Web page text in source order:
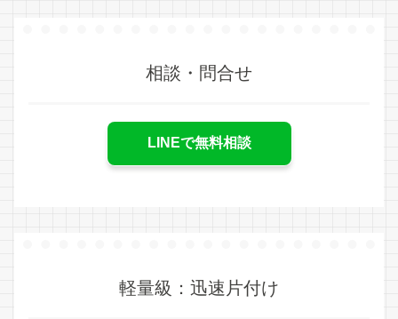
相談・問合せ
LINEで無料相談
軽量級：迅速片付け